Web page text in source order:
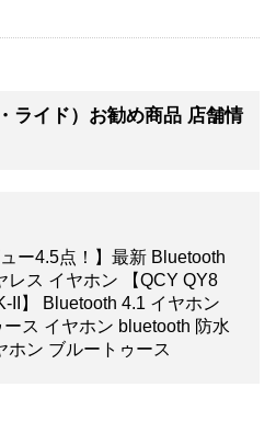
ライド）お勧め商品 店舗情
ー4.5点！】最新 Bluetooth
レス イヤホン 【QCY QY8
II】 Bluetooth 4.1 イヤホン
ス イヤホン bluetooth 防水
ホン ブルートゥース